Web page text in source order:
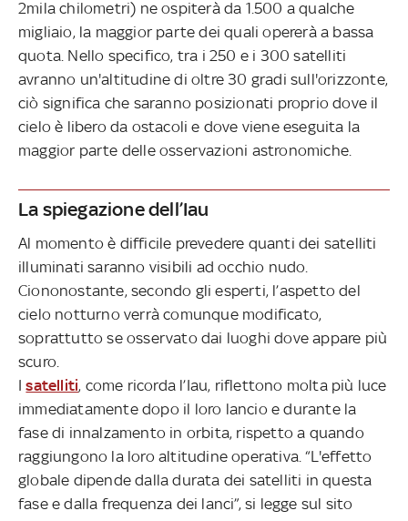
2mila chilometri) ne ospiterà da 1.500 a qualche
migliaio, la maggior parte dei quali opererà a bassa
quota. Nello specifico, tra i 250 e i 300 satelliti
avranno un'altitudine di oltre 30 gradi sull'orizzonte,
ciò significa che saranno posizionati proprio dove il
cielo è libero da ostacoli e dove viene eseguita la
maggior parte delle osservazioni astronomiche.
La spiegazione dell’Iau
Al momento è difficile prevedere quanti dei satelliti
illuminati saranno visibili ad occhio nudo.
Ciononostante, secondo gli esperti, l’aspetto del
cielo notturno verrà comunque modificato,
soprattutto se osservato dai luoghi dove appare più
scuro.
Isatelliti, come ricorda l’Iau, riflettono molta più luce
immediatamente dopo il loro lancio e durante la
fase di innalzamento in orbita, rispetto a quando
raggiungono la loro altitudine operativa. “L'effetto
globale dipende dalla durata dei satelliti in questa
fase e dalla frequenza dei lanci”, si legge sul sito